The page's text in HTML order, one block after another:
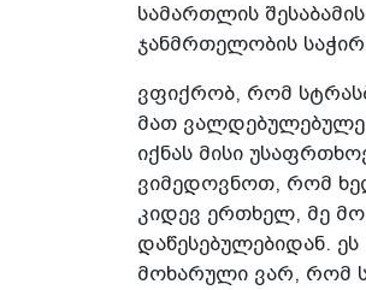
სამართლის
ჯანმრთელობის
ვფიქრობ, რომ
მათ
იქნას მისი
ვიმედოვნოთ, რომ
კიდევ ერთხელ, მე
დაწესებულებიდან.
მოხარული ვარ, რომ